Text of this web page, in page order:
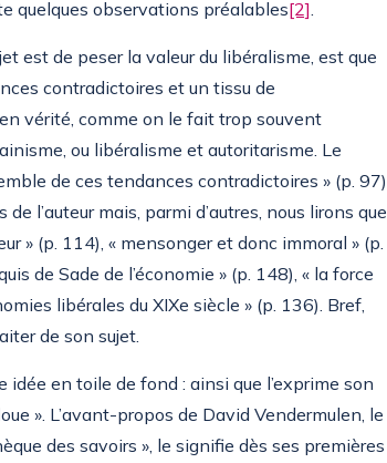
quelques observations préalables[2]
est de peser la valeur du libéralisme, est que
contradictoires et un tissu de
vérité, comme on le fait trop souvent
ou libéralisme et autoritarisme. Le
de ces tendances contradictoires » (p. 97).
l’auteur mais, parmi d’autres, nous lirons que
» (p. 114), « mensonger et donc immoral » (p.
de Sade de l’économie » (p. 148), « la force
libérales du XIXe siècle » (p. 136). Bref,
de son sujet.
en toile de fond : ainsi que l’exprime son
». L’avant-propos de David Vendermulen, le
des savoirs », le signifie dès ses premières